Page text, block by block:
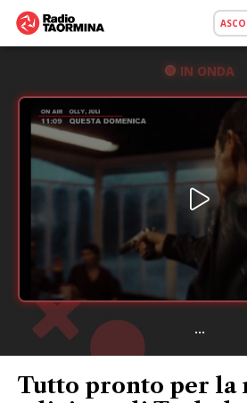
IN ONDA
...
Tutto pronto per la